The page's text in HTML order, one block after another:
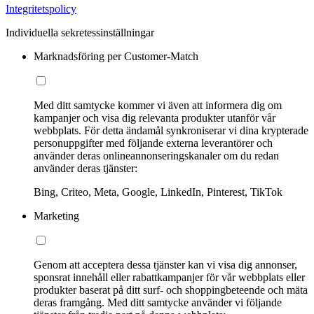
Integritetspolicy
Individuella sekretessinställningar
Marknadsföring per Customer-Match
Med ditt samtycke kommer vi även att informera dig om
kampanjer och visa dig relevanta produkter utanför vår
webbplats. För detta ändamål synkroniserar vi dina krypterade
personuppgifter med följande externa leverantörer och
använder deras onlineannonseringskanaler om du redan
använder deras tjänster:
Bing, Criteo, Meta, Google, LinkedIn, Pinterest, TikTok
Marketing
Genom att acceptera dessa tjänster kan vi visa dig annonser,
sponsrat innehåll eller rabattkampanjer för vår webbplats eller
produkter baserat på ditt surf- och shoppingbeteende och mäta
deras framgång. Med ditt samtycke använder vi följande